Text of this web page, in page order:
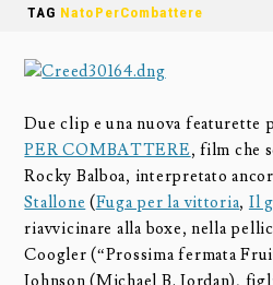
TAG NatoPerCombattere
Due clip e una nuova featurette
PER COMBATTERE, film che
Rocky Balboa, interpretato
Stallone (Fuga per la vittoria, Il
riavvicinare alla boxe, nella
Coogler (“Prossima fermata